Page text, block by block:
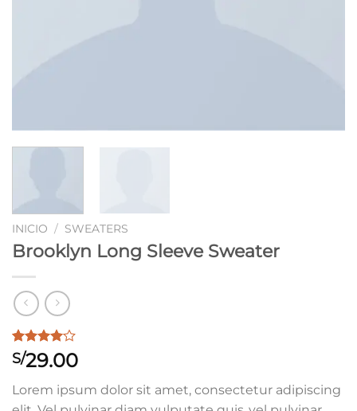
INICIO / SWEATERS
Brooklyn Long Sleeve Sweater
Valorado
con4.00
base a
3
valoraciones
S/29.00
Lorem ipsum dolor sit amet, consectetur adipiscing